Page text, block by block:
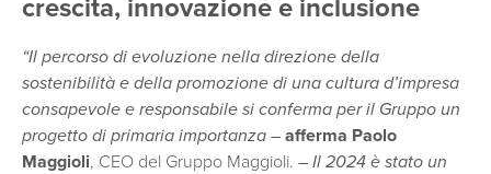
crescita, innovazione e inclusione
“Il percorso di evoluzione nella direzione della
sostenibilità e della promozione di una cultura d’impresa
consapevole e responsabile si conferma per il Gruppo un
progetto di primaria importanza – afferma Paolo
Maggioli, CEO del Gruppo Maggioli. – Il 2024 è stato un